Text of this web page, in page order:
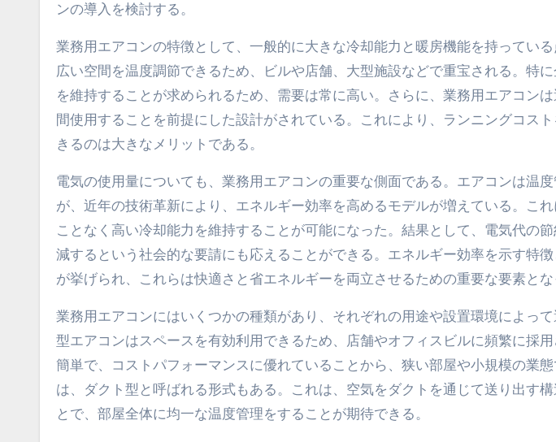
ンの導入を検討する。
業務用エアコンの特徴として、一般的に大きな冷却能力と暖房機能を持ってい
広い空間を温度調節できるため、ビルや店舗、大型施設などで重宝される。特
を維持することが求められるため、需要は常に高い。さらに、業務用エアコン
間使用することを前提にした設計がされている。これにより、ランニングコス
きるのは大きなメリットである。
電気の使用量についても、業務用エアコンの重要な側面である。エアコンは温
が、近年の技術革新により、エネルギー効率を高めるモデルが増えている。こ
ことなく高い冷却能力を維持することが可能になった。結果として、電気代の
減するという社会的な要請にも応えることができる。エネルギー効率を示す特
が挙げられ、これらは快適さと省エネルギーを両立させるための重要な要素とな
業務用エアコンにはいくつかの種類があり、それぞれの用途や設置環境によっ
型エアコンはスペースを有効利用できるため、店舗やオフィスビルに頻繁に採
簡単で、コストパフォーマンスに優れていることから、狭い部屋や小規模の業
は、ダクト型と呼ばれる形式もある。これは、空気をダクトを通じて送り出す
とで、部屋全体に均一な温度管理をすることが期待できる。